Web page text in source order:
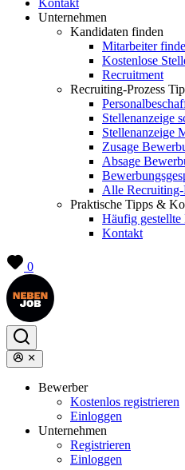
Kontakt
Unternehmen
Kandidaten finden
Mitarbeiter
Kostenlose
Recruitment
Recruiting-Prozess
Stellenanzeige
Stellenanzeige
Zusage
Absage
Alle Recruiting-
Praktische Tipps &
Häufig gestellte
Kontakt
0
Bewerber
Kostenlos registrieren
Einloggen
Unternehmen
Registrieren
Einloggen